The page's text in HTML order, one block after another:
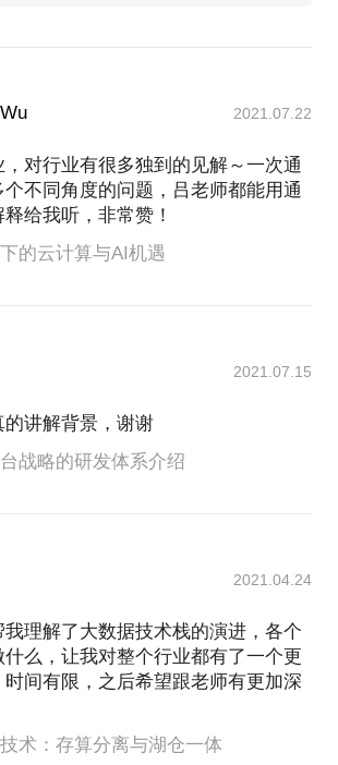
2021.07.22
，对行业有很多独到的见解～一次通
不同角度的问题，吕老师都能用通
给我听，非常赞！
的云计算与AI机遇
2021.07.15
讲解背景，谢谢
战略的研发体系介绍
2021.04.24
理解了大数据技术栈的演进，各个
么，让我对整个行业都有了一个更
间有限，之后希望跟老师有更加深
术：存算分离与湖仓一体